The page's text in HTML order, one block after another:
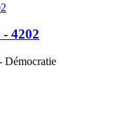
4202
Démocratie